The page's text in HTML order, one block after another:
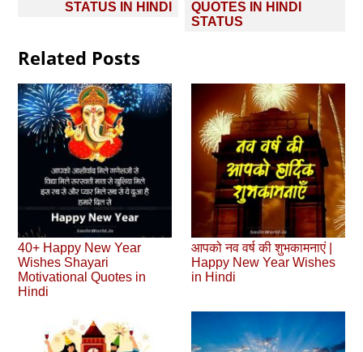
STATUS IN HINDI
QUOTES IN HINDI
STATUS
Related Posts
40+ Happy New Year
Wishes Shayari
Motivational Quotes in
Hindi
आपको नव वर्ष की शुभकामनाएं |
Happy New Year Wishes
in Hindi